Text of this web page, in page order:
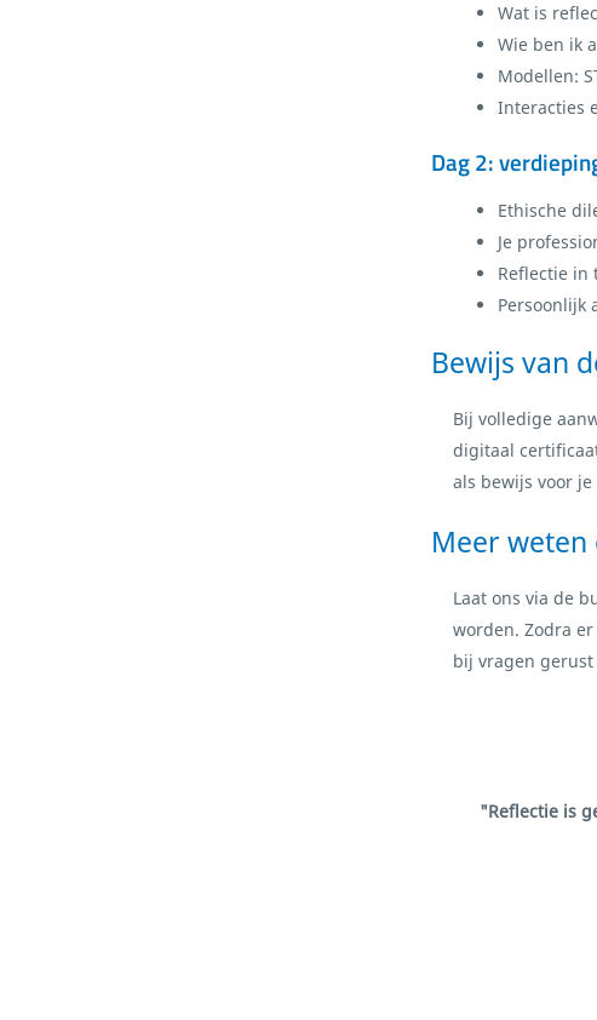
Wat is
Wie ben ik
Modellen:
Interacties
Dag 2:
Ethische
Je
Reflectie in
Persoonlijk
Bewijs van
Bij volledige
digitaal
als bewijs voor
Meer
Laat ons via de
worden. Zodra
bij vragen gerust
"Reflectie is